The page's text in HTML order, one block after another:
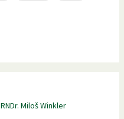
RNDr. Miloš Winkler